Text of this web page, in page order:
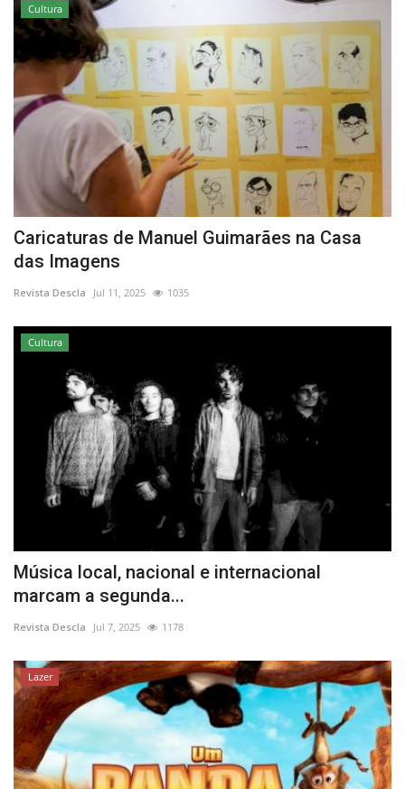
Cultura
Caricaturas de Manuel Guimarães na Casa
das Imagens
Revista Descla Jul 11, 2025 1035
Cultura
Música local, nacional e internacional
marcam a segunda...
Revista Descla Jul 7, 2025 1178
Lazer